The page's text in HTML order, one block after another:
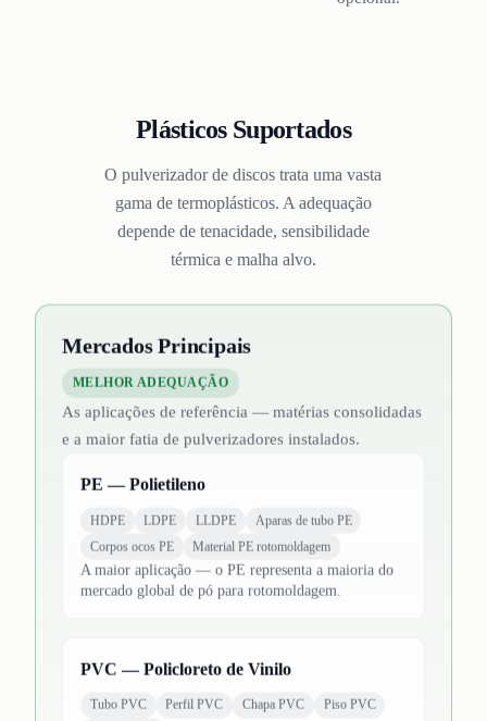
Plásticos Suportados
O pulverizador de discos trata uma vasta
gama de termoplásticos. A adequação
depende de tenacidade, sensibilidade
térmica e malha alvo.
Mercados Principais
MELHOR ADEQUAÇÃO
As aplicações de referência — matérias consolidadas
e a maior fatia de pulverizadores instalados.
PE — Polietileno
HDPE LDPE LLDPE
Aparas de tubo PE
Corpos ocos PE
Material PE rotomoldagem
A maior aplicação — o PE representa a maioria do
mercado global de pó para rotomoldagem.
PVC — Policloreto de Vinilo
Tubo PVC Perfil PVC Chapa PVC
Piso PVC